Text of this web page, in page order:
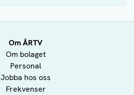
Om ÅRTV
Om bolaget
Personal
Jobba hos oss
Frekvenser